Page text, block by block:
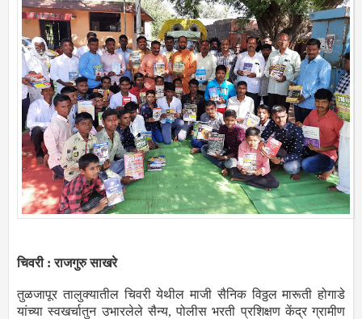
चिवरी : राजगुरु साखरे
तुळजापूर तालुक्यातील चिवरी येथील माजी सैनिक विठ्ठल मारूती होगाडे
यांच्या स्वखर्चातुन उभारलेले सैन्य, पोलीस भरती प्रशिक्षण केंद्र ग्रामीण